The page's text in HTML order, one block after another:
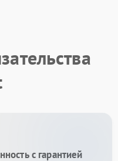
с гарантией